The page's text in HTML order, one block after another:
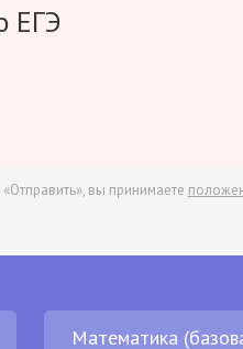
ЕГЭ
вы принимаете
Математика